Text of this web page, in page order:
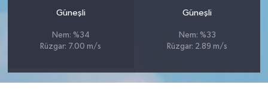
Güneşli
Nem: %34
Rüzgar: 7.00 m/s
Güneşli
Nem: %33
Rüzgar: 2.89 m/s